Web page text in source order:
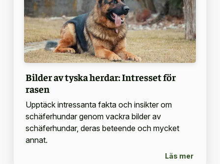
Bilder av tyska herdar: Intresset för
rasen
Upptäck intressanta fakta och insikter om
schäferhundar genom vackra bilder av
schäferhundar, deras beteende och mycket
annat.
Läs mer